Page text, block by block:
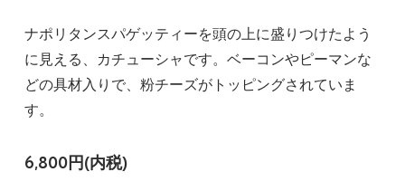
ナポリタンスパゲッティーを頭の上に盛りつけたよう
に見える、カチューシャです。ベーコンやピーマンな
どの具材入りで、粉チーズがトッピングされていま
す。
6,800円(内税)